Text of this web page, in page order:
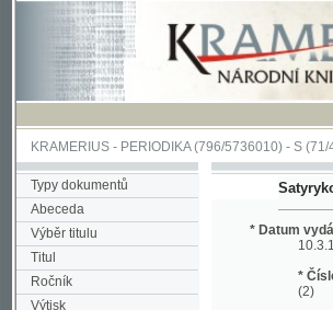
KRAMERIUS-PERIODIKA(796/5736010) -S(71/
Typy dokumentů
Abeceda
Výběr titulu
Titul
Ročník
Výtisk
Stránka
Satyrykon -
* Datum vydání
10.3.1922
* Číslo
* URI: